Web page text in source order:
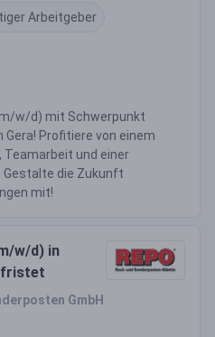
Arbeitgeber
w/d) mit Schwerpunkt
Profitiere von einem
und einer
Gestalte die Zukunft
mit!
w/d) in
GmbH